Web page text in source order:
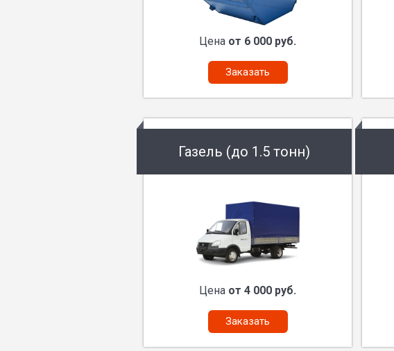
Цена от 6 000 руб.
Заказать
Газель (до 1.5 тонн)
Цена от 4 000 руб.
Заказать